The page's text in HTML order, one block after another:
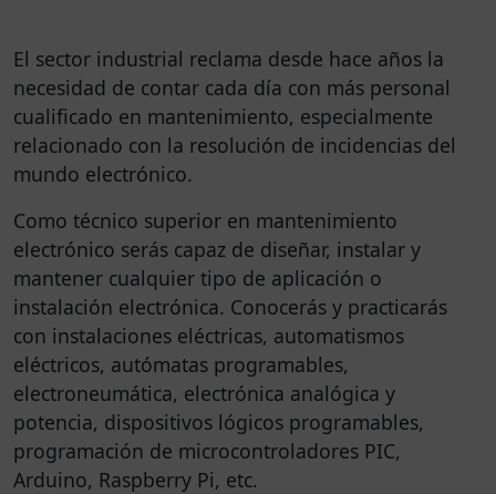
El sector industrial reclama desde hace años la
necesidad de contar cada día con más personal
cualificado en mantenimiento, especialmente
relacionado con la resolución de incidencias del
mundo electrónico.
Como técnico superior en mantenimiento
electrónico serás capaz de diseñar, instalar y
mantener cualquier tipo de aplicación o
instalación electrónica. Conocerás y practicarás
con instalaciones eléctricas, automatismos
eléctricos, autómatas programables,
electroneumática, electrónica analógica y
potencia, dispositivos lógicos programables,
programación de microcontroladores PIC,
Arduino, Raspberry Pi, etc.